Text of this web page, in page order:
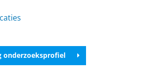
onderzoeksprofiel